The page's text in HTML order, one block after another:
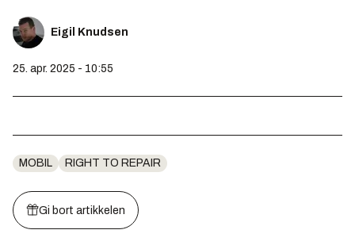
Eigil Knudsen
25. apr. 2025 - 10:55
MOBIL RIGHT TO REPAIR
Gi bort artikkelen